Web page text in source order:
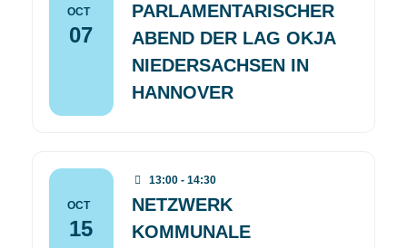
OCT
07
PARLAMENTARISCHER
ABEND DER LAG OKJA
NIEDERSACHSEN IN
HANNOVER
OCT
15
13:00 - 14:30
NETZWERK
KOMMUNALE